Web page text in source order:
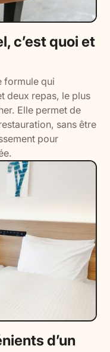
c’est quoi et
formule qui
deux repas, le plus
Elle permet de
sans être
pour
d’un